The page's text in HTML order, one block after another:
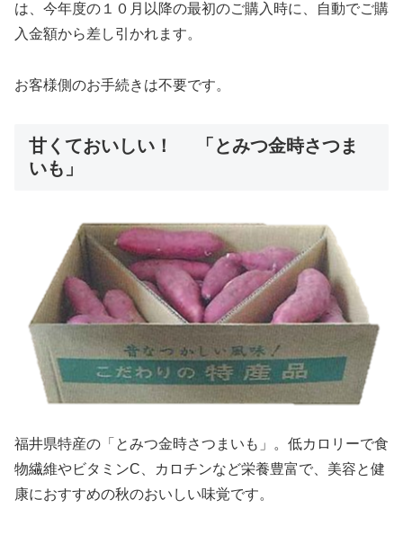
は、今年度の１０月以降の最初のご購入時に、自動でご購
入金額から差し引かれます。
お客様側のお手続きは不要です。
甘くておいしい！ 「とみつ金時さつま
いも」
福井県特産の「とみつ金時さつまいも」。低カロリーで食
物繊維やビタミンC、カロチンなど栄養豊富で、美容と健
康におすすめの秋のおいしい味覚です。